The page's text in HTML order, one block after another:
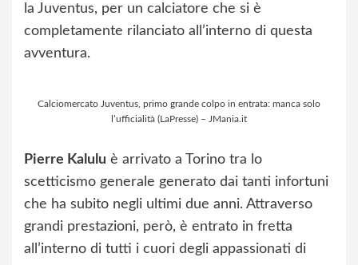
la Juventus, per un calciatore che si è
completamente rilanciato all’interno di questa
avventura.
Calciomercato Juventus, primo grande colpo in entrata: manca solo
l’ufficialità (LaPresse) – JMania.it
Pierre Kalulu è arrivato a Torino tra lo
scetticismo generale generato dai tanti infortuni
che ha subito negli ultimi due anni. Attraverso
grandi prestazioni, però, è entrato in fretta
all’interno di tutti i cuori degli appassionati di